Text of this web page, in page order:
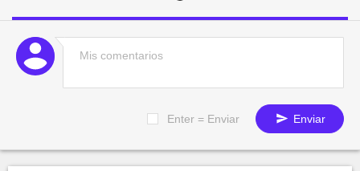
Enter = Enviar Enviar